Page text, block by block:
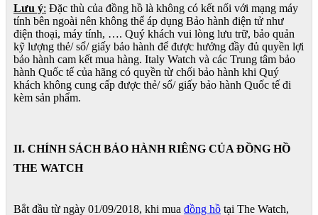
Lưu ý: Đặc thù của đồng hồ là không có kết nối với mạng máy
tính bên ngoài nên không thể áp dụng Bảo hành điện tử như
điện thoại, máy tính, …. Quý khách vui lòng lưu trữ, bảo quản
kỹ lượng thẻ/ sổ/ giấy bảo hành để được hưởng đầy đủ quyền lợi
bảo hành cam kết mua hàng. Italy Watch và các Trung tâm bảo
hành Quốc tế của hãng có quyền từ chối bảo hành khi Quý
khách không cung cấp được thẻ/ sổ/ giấy bảo hành Quốc tế đi
kèm sản phẩm.
II. CHÍNH SÁCH BẢO HÀNH RIÊNG CỦA ĐỒNG HỒ
THE WATCH
Bắt đầu từ ngày 01/09/2018, khi mua đồng hồ tại The Watch,